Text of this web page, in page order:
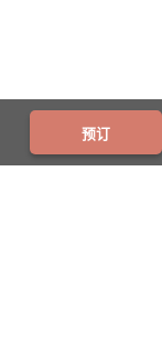
预订